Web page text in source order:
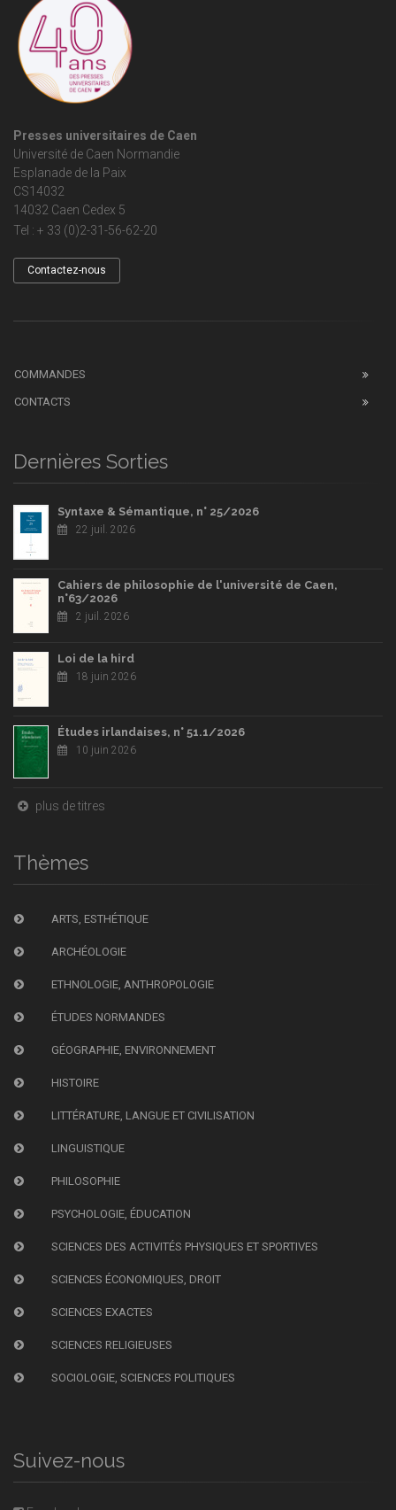
Presses universitaires de Caen
Université de Caen Normandie
Esplanade de la Paix
CS14032
14032 Caen Cedex 5
Tel : + 33 (0)2-31-56-62-20
Contactez-nous
COMMANDES
CONTACTS
Dernières Sorties
Syntaxe & Sémantique, n° 25/2026
22 juil. 2026
Cahiers de philosophie de l'université de Caen,
n°63/2026
2 juil. 2026
Loi de la hird
18 juin 2026
Études irlandaises, n° 51.1/2026
10 juin 2026
plus de titres
Thèmes
ARTS, ESTHÉTIQUE
ARCHÉOLOGIE
ETHNOLOGIE, ANTHROPOLOGIE
ÉTUDES NORMANDES
GÉOGRAPHIE, ENVIRONNEMENT
HISTOIRE
LITTÉRATURE, LANGUE ET CIVILISATION
LINGUISTIQUE
PHILOSOPHIE
PSYCHOLOGIE, ÉDUCATION
SCIENCES DES ACTIVITÉS PHYSIQUES ET SPORTIVES
SCIENCES ÉCONOMIQUES, DROIT
SCIENCES EXACTES
SCIENCES RELIGIEUSES
SOCIOLOGIE, SCIENCES POLITIQUES
Suivez-nous